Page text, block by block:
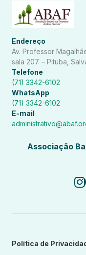
Endereço
Av. Professor
sala 207. – Pituba,
Telefone
(71) 3342-6102
WhatsApp
(71) 3342-6102
E-mail
Associação
Política de